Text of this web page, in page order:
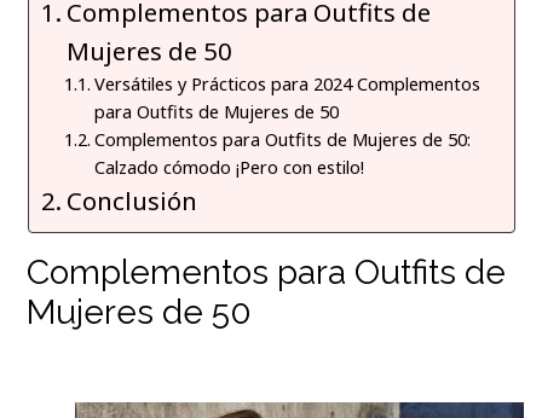
Complementos para Outfits de
Mujeres de 50
Versátiles y Prácticos para 2024 Complementos
para Outfits de Mujeres de 50
Complementos para Outfits de Mujeres de 50:
Calzado cómodo ¡Pero con estilo!
Conclusión
Complementos para Outfits de
Mujeres de 50